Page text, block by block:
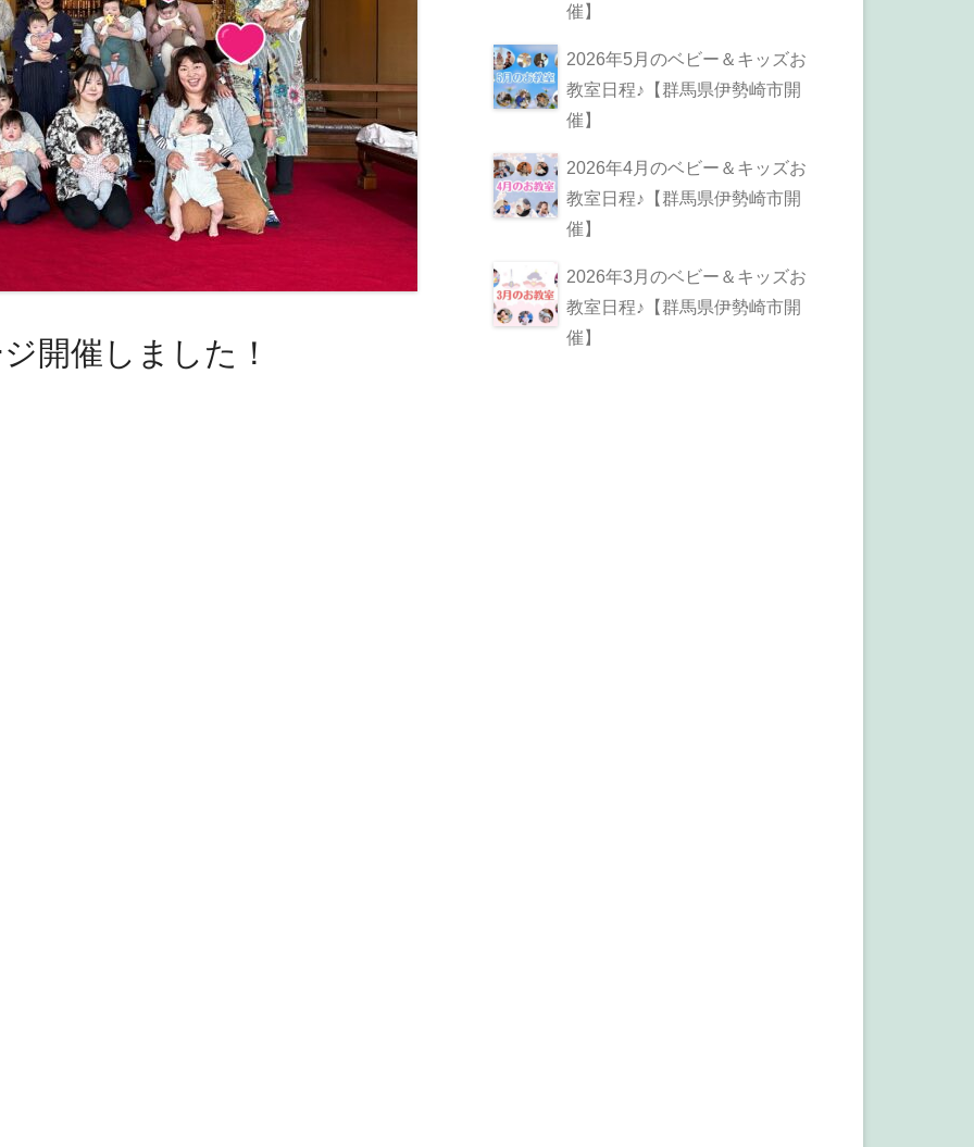
開催しました！
催】
2026年5月のベビー＆キッズお
教室日程♪【群馬県伊勢崎市開
催】
2026年4月のベビー＆キッズお
教室日程♪【群馬県伊勢崎市開
催】
2026年3月のベビー＆キッズお
教室日程♪【群馬県伊勢崎市開
催】